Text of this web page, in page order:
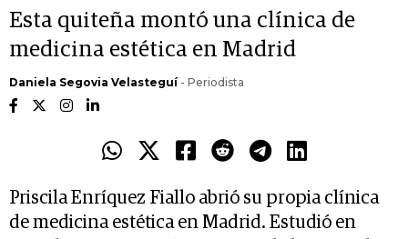
Esta quiteña montó una clínica de
medicina estética en Madrid
Daniela Segovia Velasteguí- Periodista
Priscila Enríquez Fiallo abrió su propia clínica
de medicina estética en Madrid. Estudió en